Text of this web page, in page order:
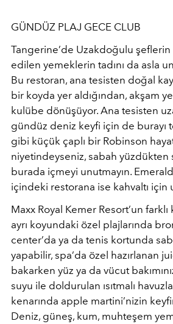
GÜNDÜZ PLAJ GECE CLUB
Tangerine’de Uzakdoğulu şeflerin
edilen yemeklerin tadını da asla
Bu restoran, ana tesisten doğal
bir koyda yer aldığından, akşam
kulübe dönüşüyor. Ana tesisten
gündüz deniz keyfi için de burayı
gibi küçük çaplı bir Robinson
niyetindeyseniz, sabah yüzdükten
burada içmeyi unutmayın.
içindeki restorana ise kahvaltı için
Maxx Royal Kemer Resort’un
ayrı koyundaki özel plajlarında
center’da ya da tenis kortunda
yapabilir, spa’da özel hazırlanan
bakarken yüz ya da vücut
suyu ile doldurulan ısıtmalı
kenarında apple martini’nizin
Deniz, güneş, kum, muhteşem